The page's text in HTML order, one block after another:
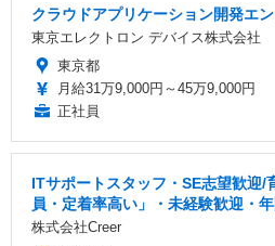
クラウドアプリケーション開発エ
東京エレクトロン デバイス株式会社
東京都
月給31万9,000円～45万9,000円
正社員
ITサポートスタッフ・SE志望歓迎/
員・定着率高い」・未経験歓迎・
株式会社Creer